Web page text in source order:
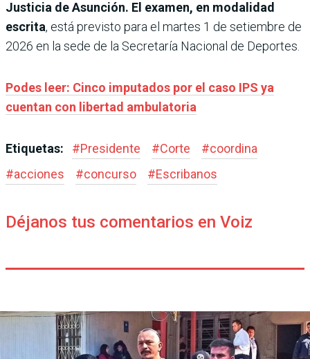
Justicia de Asunción. El examen, en modalidad
escrita, está previsto para el martes 1 de setiembre de
2026 en la sede de la Secretaría Nacional de Deportes.
Podes leer: Cinco imputados por el caso IPS ya
cuentan con libertad ambulatoria
Etiquetas: #Presidente #Corte #coordina
#acciones #concurso #Escribanos
Déjanos tus comentarios en Voiz